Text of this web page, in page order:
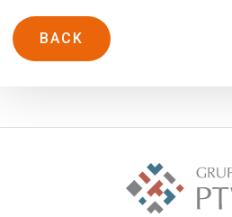
BACK